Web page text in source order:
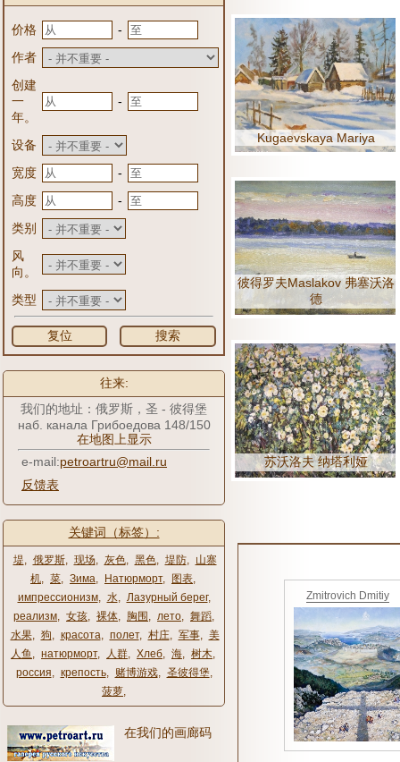
价格
-
作者
创建
一
年。
-
设备
宽度
-
高度
-
类别
风
向。
类型
复位 搜索
往来:
我们的地址：俄罗斯，圣 - 彼得堡
наб. канала Грибоедова 148/150
在地图上显示
e-mail:petroartru@mail.ru
反馈表
关键词（标签）:
堤, 俄罗斯, 现场, 灰色, 黑色, 堤防, 山寨
机, 菜, Зима, Натюрморт, 图表,
импрессионизм, 水, Лазурный берег,
реализм, 女孩, 裸体, 胸围 , лето, 舞蹈,
水果, 狗, красота, полет, 村庄, 军事, 美
人鱼 , натюрморт, 人群, Хлеб, 海, 树木,
россия, крепость, 赌博游戏, 圣彼得堡,
菠萝,
在我们的画廊码
Kugaevskaya Mariya
彼得罗夫Maslakov 弗塞沃洛
德
苏沃洛夫 纳塔利娅
Zmitrovich Dmitiy